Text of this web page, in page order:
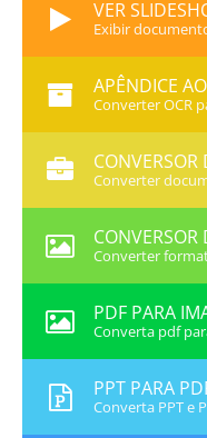
VER
Exibir
APÊNDICE
Converter OCR
Converter
CONVERSOR
Converter
PDF PARA
Converta pdf
PPT PARA
Converta PPT e